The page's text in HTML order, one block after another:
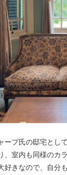
プ氏の邸宅とし
室内も同様のカ
好きなので、自分